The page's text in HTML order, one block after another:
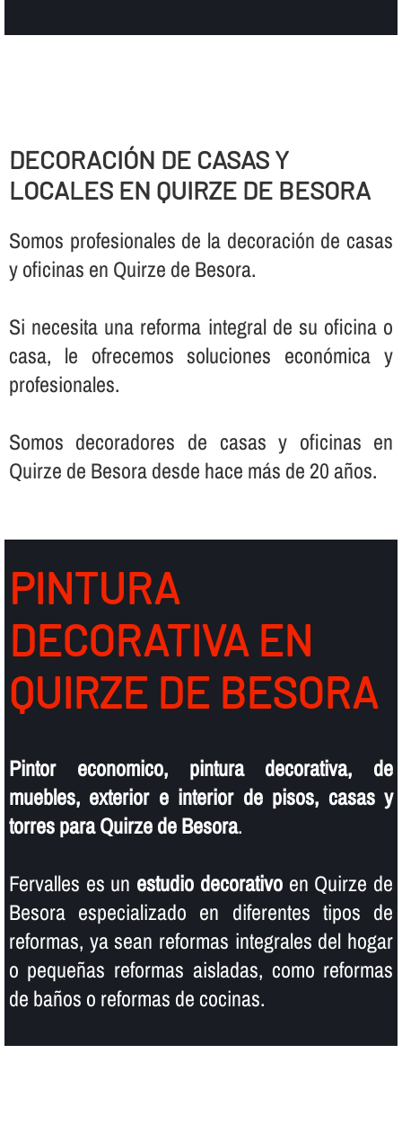
DECORACIÓN DE CASAS Y
LOCALES EN QUIRZE DE BESORA
Somos profesionales de la decoración de casas
y oficinas en Quirze de Besora.
Si necesita una reforma integral de su oficina o
casa, le ofrecemos soluciones económica y
profesionales.
Somos decoradores de casas y oficinas en
Quirze de Besora desde hace más de 20 años.
PINTURA
DECORATIVA EN
QUIRZE DE BESORA
Pintor economico, pintura decorativa, de
muebles, exterior e interior de pisos, casas y
torres para Quirze de Besora.
Fervalles es un estudio decorativoen Quirze de
Besora especializado en diferentes tipos de
reformas, ya sean reformas integrales del hogar
o pequeñas reformas aisladas, como reformas
de baños o reformas de cocinas.